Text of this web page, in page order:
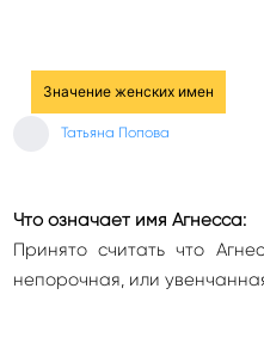
Значение женских имен
Татьяна Попова
Что означает имя Агнесса:
Принято считать что
непорочная, или